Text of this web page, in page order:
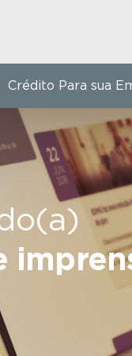
Crédito Para sua